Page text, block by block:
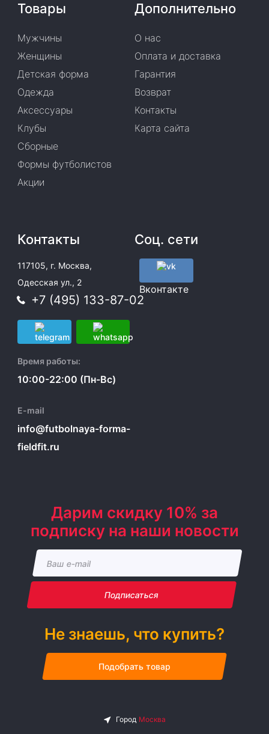
Товары
Мужчины
Женщины
Детская форма
Одежда
Аксессуары
Клубы
Сборные
Формы футболистов
Акции
Дополнительно
О нас
Оплата и доставка
Гарантия
Возврат
Контакты
Карта сайта
Контакты
117105, г. Москва,
Одесская ул., 2
+7 (495) 133-87-02
Время работы:
10:00-22:00 (Пн-Вс)
E-mail
info@futbolnaya-forma-
fieldfit.ru
Соц. сети
Вконтакте
Дарим скидку 10% за
подписку на наши новости
Подписаться
Не знаешь, что купить?
Подобрать товар